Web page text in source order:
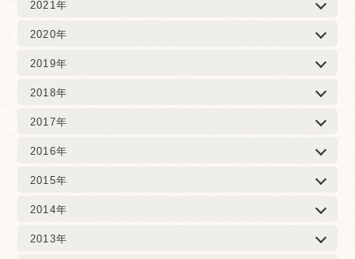
2021年
2020年
2019年
2018年
2017年
2016年
2015年
2014年
2013年